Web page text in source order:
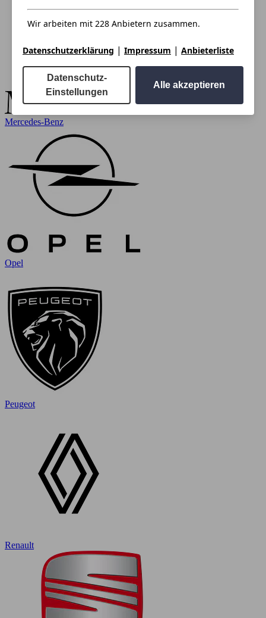
Mercedes-Benz
Opel
Peugeot
Renault
Wir arbeiten mit 228 Anbietern zusammen.
Datenschutzerklärung | Impressum | Anbieterliste
Datenschutz-
Einstellungen
Alle akzeptieren